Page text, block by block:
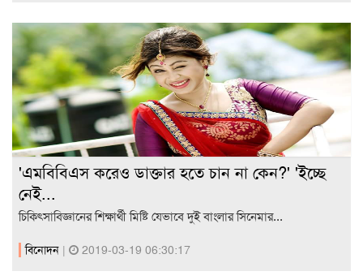
'এমবিবিএস করেও ডাক্তার হতে চান না কেন?' 'ইচ্ছে
নেই...
চিকিৎসাবিজ্ঞানের শিক্ষার্থী মিষ্টি যেভাবে দুই বাংলার সিনেমার...
বিনোদন | 2019-03-19 06:30:17